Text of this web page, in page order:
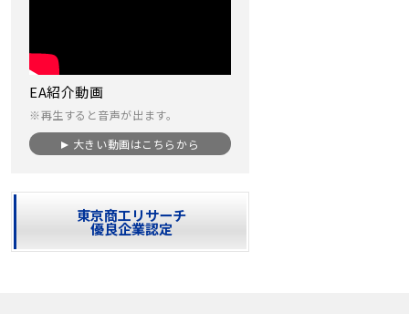
EA紹介動画
※再生すると音声が出ます。
大きい動画はこちらから
東京商工リサーチ
優良企業認定